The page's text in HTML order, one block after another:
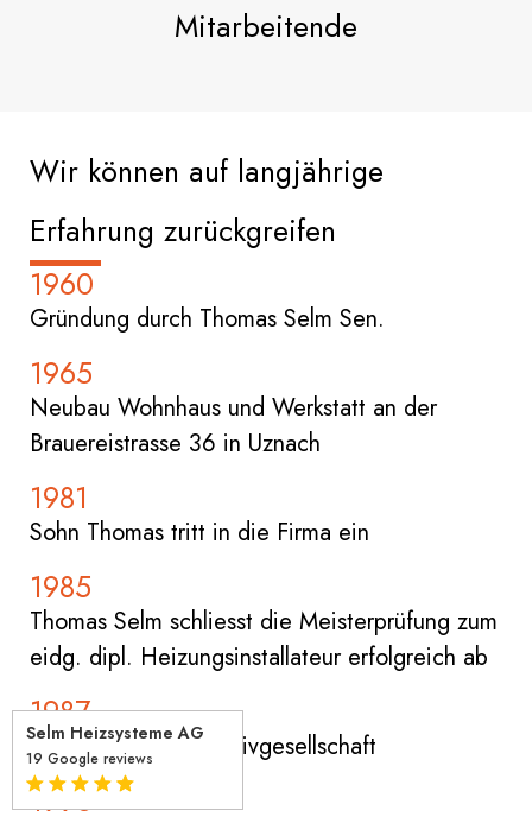
Mitarbeitende
Wir können auf langjährige
Erfahrung zurückgreifen
1960
Gründung durch Thomas Selm Sen.
1965
Neubau Wohnhaus und Werkstatt an der
Brauereistrasse 36 in Uznach
1981
Sohn Thomas tritt in die Firma ein
1985
Thomas Selm schliesst die Meisterprüfung zum
eidg. dipl. Heizungsinstallateur erfolgreich ab
1987
Gründung der Kollektivgesellschaft
1996
Selm Heizsysteme AG
19 Google reviews